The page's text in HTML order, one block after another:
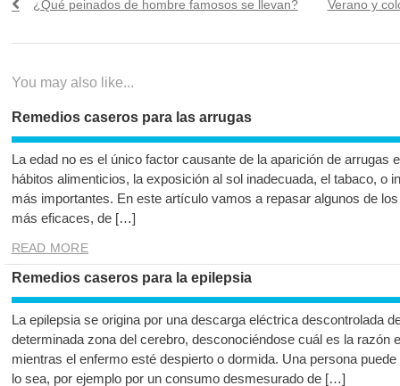
Previous
¿Qué peinados de hombre famosos se llevan?
Next
Verano y
You may also like...
Remedios caseros para las arrugas
La edad no es el único factor causante de la aparición de arrugas
hábitos alimenticios, la exposición al sol inadecuada, el tabaco, o
más importantes. En este artículo vamos a repasar algunos de
más eficaces, de […]
READ MORE
Remedios caseros para la epilepsia
La epilepsia se origina por una descarga eléctrica descontrolada
determinada zona del cerebro, desconociéndose cuál es la razón
mientras el enfermo esté despierto o dormida. Una persona
lo sea, por ejemplo por un consumo desmesurado de […]